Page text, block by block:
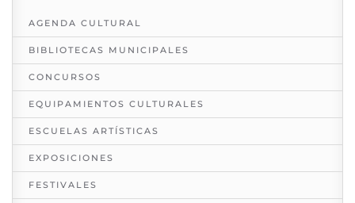
AGENDA CULTURAL
BIBLIOTECAS MUNICIPALES
CONCURSOS
EQUIPAMIENTOS CULTURALES
ESCUELAS ARTÍSTICAS
EXPOSICIONES
FESTIVALES